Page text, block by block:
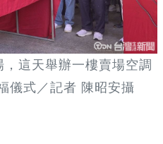
這天舉辦一樓賣場空調
儀式／記者 陳昭安攝